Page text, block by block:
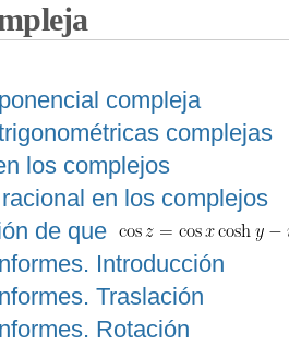
compleja
complejas
los complejos
en los complejos
de que
Introducción
Traslación
Rotación